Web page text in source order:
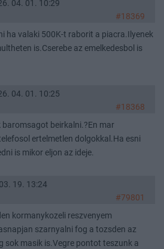
04. 01. 10:29
#18369
ha valaki 500K-t raborit a piacra.Ilyenek
is.Cserebe az emelkedesbol is
04. 01. 10:25
#18368
baromsagot beirkalni.?En mar
ertelmetlen dolgokkal.Ha esni
is mikor eljon az ideje.
19. 13:24
#79801
kormanykozeli reszvenyem
szarnyalni fog a tozsden az
sok masik is.Vegre pontot teszunk a